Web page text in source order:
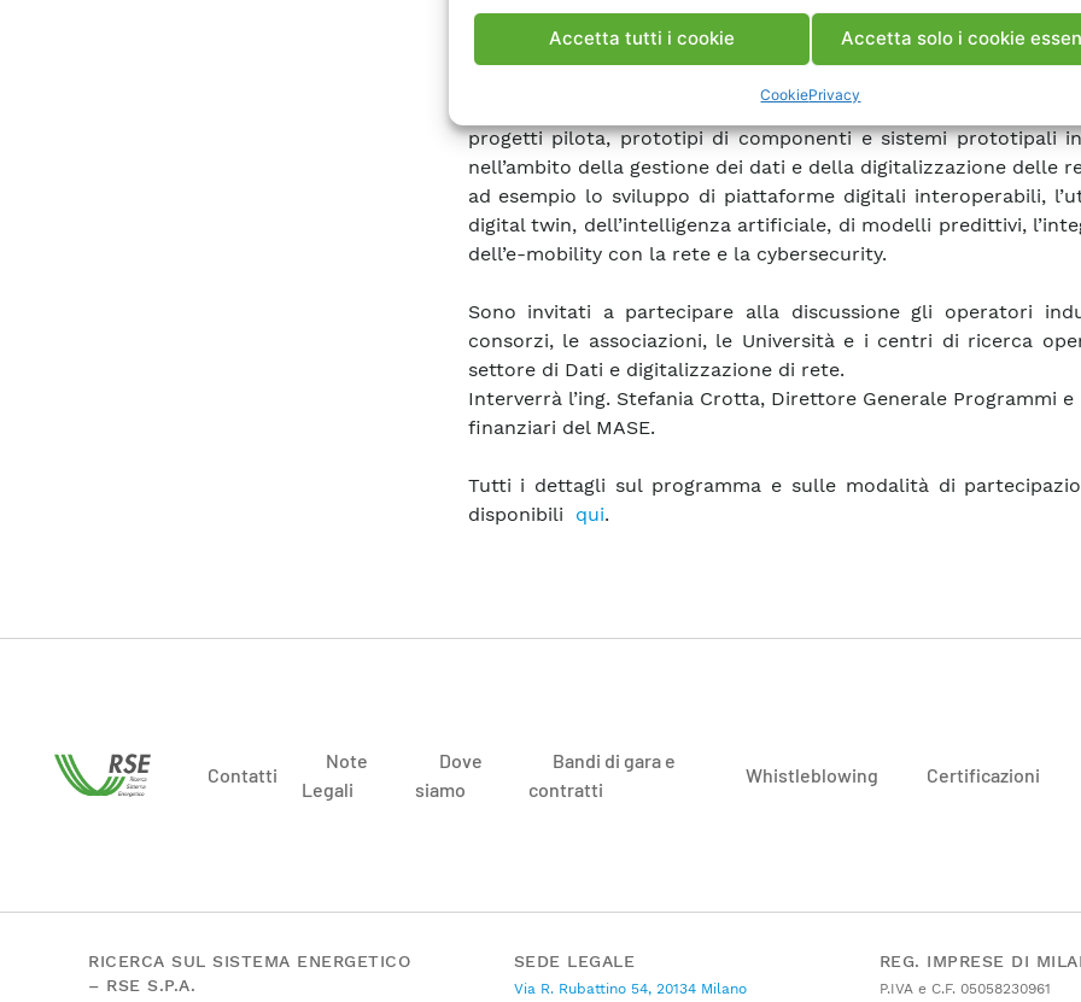
Accetta tutti i cookie Accetta solo i cookie
CookiePrivacy
condizioni e regole di partecipazione, ambito di applicazione,
attesi e premialità di selezione.
Il provvedimento assegna risorse significative per la
progetti pilota, prototipi di componenti e sistemi prototipali
nell’ambito della gestione dei dati e della digitalizzazione delle
ad esempio lo sviluppo di piattaforme digitali interoperabili,
digital twin, dell’intelligenza artificiale, di modelli predittivi,
dell’e-mobility con la rete e la cybersecurity.
Sono invitati a partecipare alla discussione gli operatori
consorzi, le associazioni, le Università e i centri di ricerca
settore di Dati e digitalizzazione di rete.
Interverrà l’ing. Stefania Crotta, Direttore Generale Programmi e
finanziari del MASE.
Tutti i dettagli sul programma e sulle modalità di
disponibili qui.
Contatti
Note
Legali
Dove
siamo
Bandi di gara e
contratti
Whistleblowing Certificazioni
RICERCA SUL SISTEMA ENERGETICO
– RSE S.P.A.
SEDE LEGALE
Via R. Rubattino 54, 20134 Milano
REG. IMPRESE DI
P.IVA e C.F. 05058230961